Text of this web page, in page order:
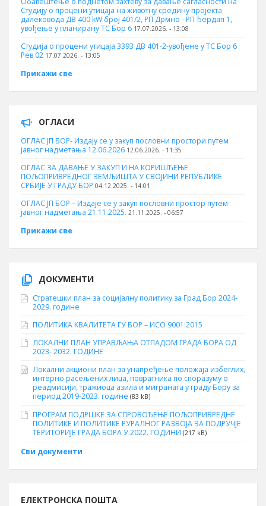
Студију о процени утицаја на животну средину пројекта
далековода ДВ 400 kW број 401/2, РП Дрмно - РП Ђердап 1,
увођење у планирану ТС Бор 6 17.07.2026. - 13:08
Студија о процени утицаја 3393 ДВ 401-2-увођене у ТС Бор 6
Рев 02 17.07.2026. - 13:05
Прикажи све
ОГЛАСИ
ОГЛАС ЈП БОР- Издају се у закуп пословни простори путем
јавног надметања 12.06.2026 12.06.2026. - 11:35
ОГЛАС ЗА ДАВАЊЕ У ЗАКУП И НА КОРИШЋЕЊЕ
ПОЉОПРИВРЕДНОГ ЗЕМЉИШТА У СВОЈИНИ РЕПУБЛИКЕ
СРБИЈЕ У ГРАДУ БОР 04.12.2025. - 14:01
ОГЛАС ЈП БОР – Издаје се у закуп пословни простор путем
јавног надметања 21.11.2025. 21.11.2025. - 06:57
Прикажи све
ДОКУМЕНТИ
Стратешки план за социјалну политику за Град Бор 2024-
2029. године
ПОЛИТИКА КВАЛИТЕТА ГУ БОР – ИСО 9001:2015
ЛОКАЛНИ ПЛАН УПРАВЉАЊА ОТПАДОМ ГРАДА БОРА ОД
2023- 2032. ГОДИНЕ
Локални акциони план за унапређење положаја избеглих,
интерно расељених лица, повратника по споразуму о
реадмисији, тражиоца азила и миграната у граду Бору за
период 2019-2023. године (83 kB)
ПРОГРАМ ПОДРШКЕ ЗА СПРОВОЂЕЊЕ ПОЉОПРИВРЕДНЕ
ПОЛИТИКЕ И ПОЛИТИКЕ РУРАЛНОГ РАЗВОЈА ЗА ПОДРУЧЈЕ
ТЕРИТОРИЈЕ ГРАДА БОРА У 2022. ГОДИНИ (217 kB)
Сви документи
ЕЛЕКТРОНСКА ПОШТА